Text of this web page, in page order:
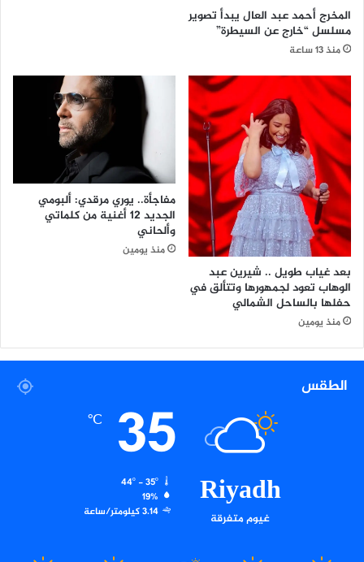
ا
ل
م
ل
ر
ا
ض
ا
ت
ا
ل
إ
ل
ك
ت
ر
و
ي
المخرج أحمد عبد العال يبدأ تصوير
مسلسل “خارج عن السيطرة”
منذ 13 ساعة
بعد غياب طويل .. شيرين عبد
الوهاب تعود لجمهورها وتتألق في
حفلها بالساحل الشمالي
منذ يومين
مفاجأة.. يوري مرقدي: ألبومي
الجديد 12 أغنية من كلماتي
وألحاني
منذ يومين
الطقس
Riyadh
غيوم متفرقة
35
℃
44º - 35º
19%
3.14 كيلومتر/ساعة